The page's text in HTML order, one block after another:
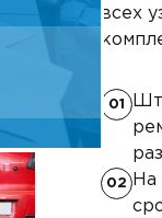
Ремонт мазда в
Сертификаты
всех
01
02
На